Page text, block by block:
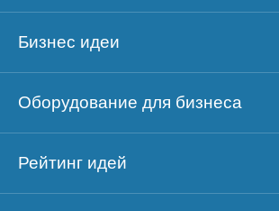
Бизнес идеи
Оборудование для бизнеса
Рейтинг идей